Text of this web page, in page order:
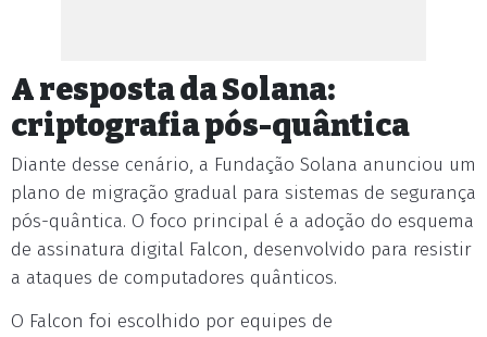
A resposta da Solana:
criptografia pós-quântica
Diante desse cenário, a Fundação Solana anunciou um
plano de migração gradual para sistemas de segurança
pós-quântica. O foco principal é a adoção do esquema
de assinatura digital Falcon, desenvolvido para resistir
a ataques de computadores quânticos.
O Falcon foi escolhido por equipes de